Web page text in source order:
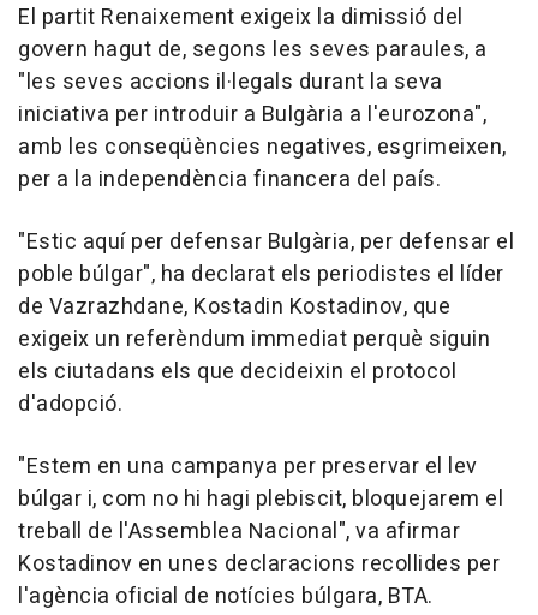
El partit Renaixement exigeix la dimissió del
govern hagut de, segons les seves paraules, a
"les seves accions il·legals durant la seva
iniciativa per introduir a Bulgària a l'eurozona",
amb les conseqüències negatives, esgrimeixen,
per a la independència financera del país.
"Estic aquí per defensar Bulgària, per defensar el
poble búlgar", ha declarat els periodistes el líder
de Vazrazhdane, Kostadin Kostadinov, que
exigeix un referèndum immediat perquè siguin
els ciutadans els que decideixin el protocol
d'adopció.
"Estem en una campanya per preservar el lev
búlgar i, com no hi hagi plebiscit, bloquejarem el
treball de l'Assemblea Nacional", va afirmar
Kostadinov en unes declaracions recollides per
l'agència oficial de notícies búlgara, BTA.